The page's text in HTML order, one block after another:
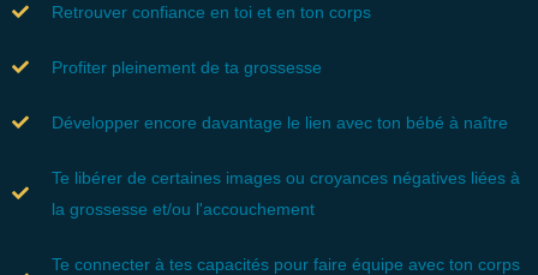
Retrouver confiance en toi et en ton corps
Profiter pleinement de ta grossesse
Développer encore davantage le lien avec ton bébé à naître
Te libérer de certaines images ou croyances négatives liées à
la grossesse et/ou l'accouchement
Te connecter à tes capacités pour faire équipe avec ton corps